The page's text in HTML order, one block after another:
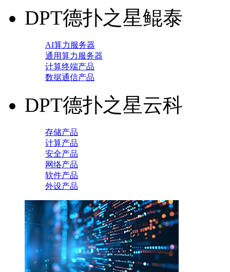
DPT德扑之星鲲泰
AI算力服务器
通用算力服务器
计算终端产品
数据通信产品
DPT德扑之星云科
存储产品
计算产品
安全产品
网络产品
软件产品
外设产品